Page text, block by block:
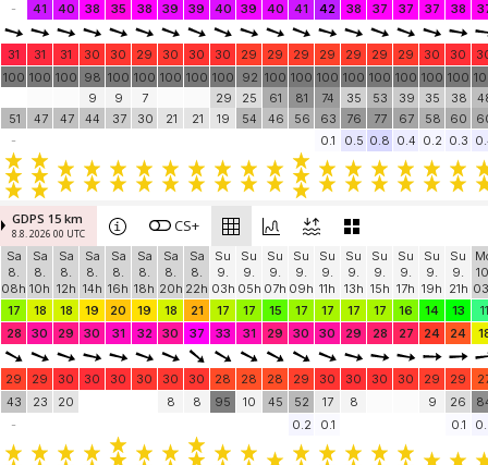
-
41 40 38 35 38 39 39 40 39 40 41 42 38 37 37 37 38
31 31 31 30 30 29 30 30 30 29 29 29 29 29 29 29 30 30
100
51
100
47
100
47
98
9
44
100
9
37
100
7
30
100
21
100
21
100
29
19
92
25
54
100
61
46
100
81
56
100
74
63
100
35
76
100
53
77
100
39
67
100
35
58
100
38
60
-
0.1 0.5 0.8 0.4 0.2 0.3
GDPS 15 km
8.8. 2026 00 UTC CS+
Sa
8.
08h
Sa
8.
10h
Sa
8.
12h
Sa
8.
14h
Sa
8.
16h
Sa
8.
18h
Sa
8.
20h
Sa
8.
22h
Su
9.
03h
Su
9.
05h
Su
9.
07h
Su
9.
09h
Su
9.
11h
Su
9.
13h
Su
9.
15h
Su
9.
17h
Su
9.
19h
Su
9.
21h
17
18 18 19 20 19 18 21 17 17 15 17 17 17 17 16 14 13
11
28
30 29 30 31 32 30 37 33 31 29 30 30 29 28 27 24 24
29 29 30 30 30 30 30 30 28 28 28 29 30 30 30 30 29 29
43
23 20 8 8 95 10 45 52 17 8 9 26
-
0.2 0.1 0.1